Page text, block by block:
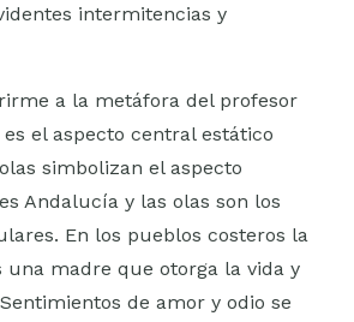
intermitencias y
a la metáfora del profesor
el aspecto central estático
simbolizan el aspecto
Andalucía y las olas son los
En los pueblos costeros la
una madre que otorga la vida y
de amor y odio se